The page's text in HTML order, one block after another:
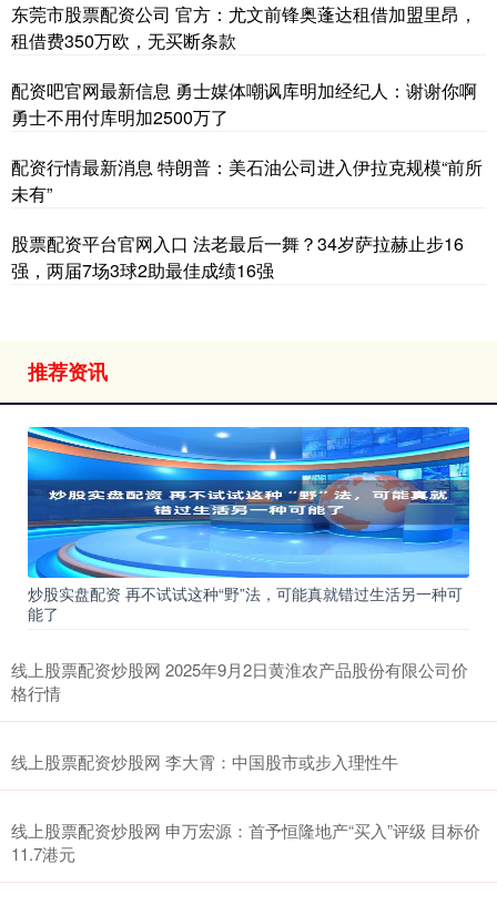
东莞市股票配资公司 官方：尤文前锋奥蓬达租借加盟里昂，
租借费350万欧，无买断条款
配资吧官网最新信息 勇士媒体嘲讽库明加经纪人：谢谢你啊
勇士不用付库明加2500万了
配资行情最新消息 特朗普：美石油公司进入伊拉克规模“前所
未有”
股票配资平台官网入口 法老最后一舞？34岁萨拉赫止步16
强，两届7场3球2助最佳成绩16强
推荐资讯
炒股实盘配资 再不试试这种“野”法，可能真就错过生活另一种可
能了
线上股票配资炒股网 2025年9月2日黄淮农产品股份有限公司价
格行情
线上股票配资炒股网 李大霄：中国股市或步入理性牛
线上股票配资炒股网 申万宏源：首予恒隆地产“买入”评级 目标价
11.7港元